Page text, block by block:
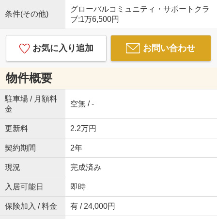
条件(その他)
グローバルコミュニティ・サポートクラ
ブ:1万6,500円
お気に入り追加 お問い合わせ
物件概要
駐車場 / 月額料
金
空無 / -
更新料 2.2万円
契約期間 2年
現況 完成済み
入居可能日 即時
保険加入 / 料金 有 / 24,000円